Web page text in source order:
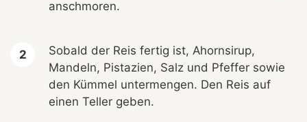
anschmoren.
Sobald der Reis fertig ist, Ahornsirup,
Mandeln, Pistazien, Salz und Pfeffer sowie
den Kümmel untermengen. Den Reis auf
einen Teller geben.